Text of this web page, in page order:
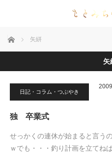
ホーム 矢絣
矢
日記・コラム・つぶやき
独 卒業式
せっかくの連休が始まると言う
ｗでも・・・釣り計画を立てね